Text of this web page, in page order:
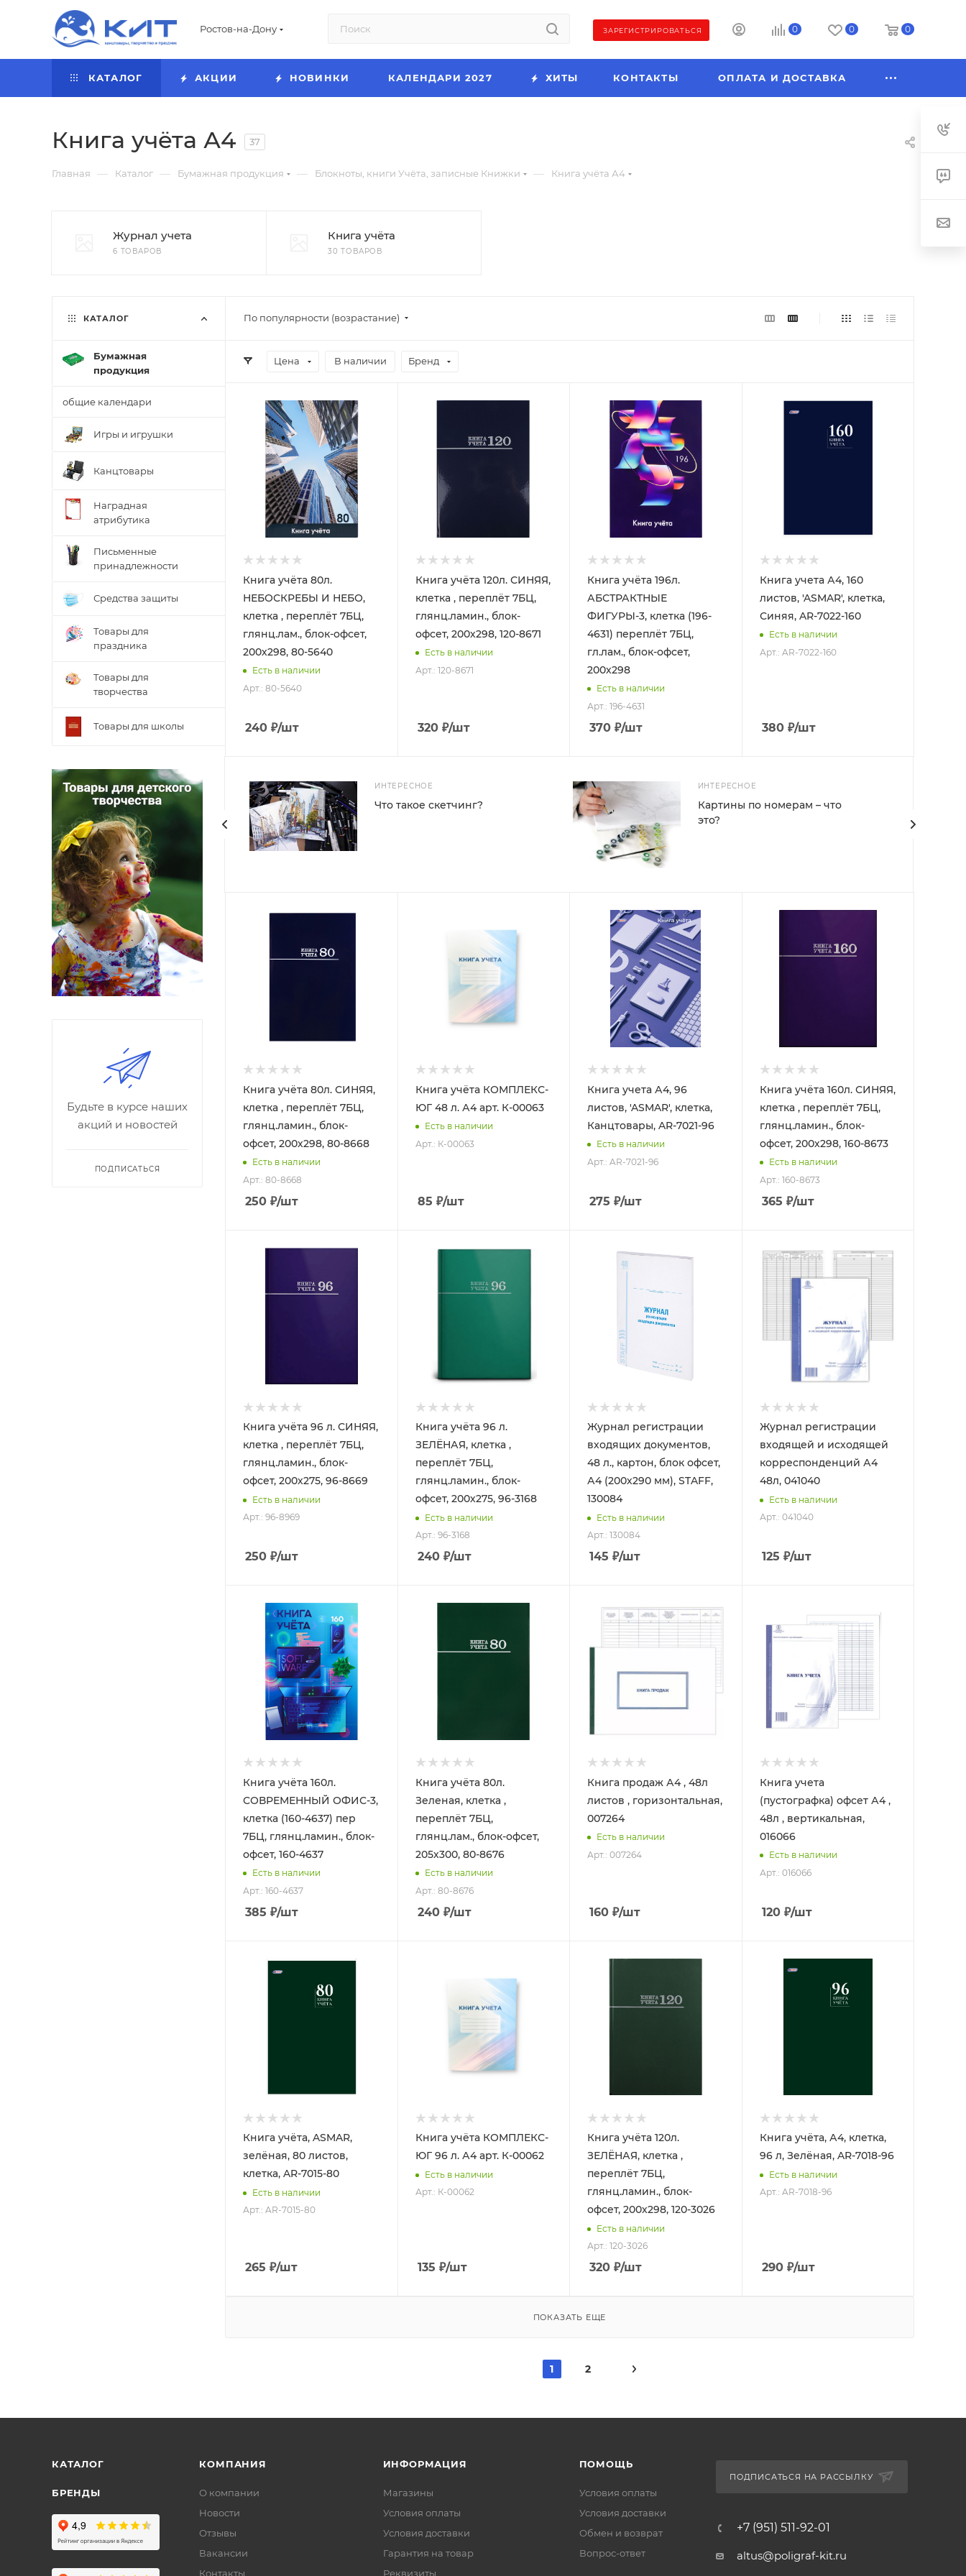
Ростов-на-Дону ЗАРЕГИСТРИРОВАТЬСЯ 0 0 0
КАТАЛОГ АКЦИИ НОВИНКИ КАЛЕНДАРИ 2027 ХИТЫ КОНТАКТЫ ОПЛАТА И ДОСТАВКА
Книга учёта А4 37
Главная — Каталог — Бумажная продукция — Блокноты, книги Учёта, записные Книжки — Книга учёта А4
Журнал учета
6 ТОВАРОВ
Книга учёта
30 ТОВАРОВ
По популярности (возрастание)
Цена В наличии Бренд
Книга учёта 80л.
НЕБОСКРЕБЫ И НЕБО,
клетка , переплёт 7БЦ,
глянц.лам., блок-офсет,
200х298, 80-5640
Есть в наличии
Арт.: 80-5640
240 ₽/шт
Книга учёта 120л. СИНЯЯ,
клетка , переплёт 7БЦ,
глянц.ламин., блок-
офсет, 200х298, 120-8671
Есть в наличии
Арт.: 120-8671
320₽/шт
Книга учёта 196л.
АБСТРАКТНЫЕ
ФИГУРЫ-3, клетка (196-
4631) переплёт 7БЦ,
гл.лам., блок-офсет,
200х298
Есть в наличии
Арт.: 196-4631
370 ₽/шт
Книга учета А4, 160
листов, 'ASMAR', клетка,
Синяя, AR-7022-160
Есть в наличии
Арт.: AR-7022-160
380₽/шт
ИНТЕРЕСНОЕ
Что такое скетчинг?
ИНТЕРЕСНОЕ
Картины по номерам – что
это?
Книга учёта 80л. СИНЯЯ,
клетка , переплёт 7БЦ,
глянц.ламин., блок-
офсет, 200х298, 80-8668
Есть в наличии
Арт.: 80-8668
250 ₽/шт
Книга учёта КОМПЛЕКС-
ЮГ 48 л. А4 арт. К-00063
Есть в наличии
Арт.: К-00063
85 ₽/шт
Книга учета А4, 96
листов, 'ASMAR', клетка,
Канцтовары, AR-7021-96
Есть в наличии
Арт.: AR-7021-96
275 ₽/шт
Книга учёта 160л. СИНЯЯ,
клетка , переплёт 7БЦ,
глянц.ламин., блок-
офсет, 200х298, 160-8673
Есть в наличии
Арт.: 160-8673
365 ₽/шт
Книга учёта 96 л. СИНЯЯ,
клетка , переплёт 7БЦ,
глянц.ламин., блок-
офсет, 200х275, 96-8669
Есть в наличии
Арт.: 96-8969
250 ₽/шт
Книга учёта 96 л.
ЗЕЛЁНАЯ, клетка ,
переплёт 7БЦ,
глянц.ламин., блок-
офсет, 200х275, 96-3168
Есть в наличии
Арт.: 96-3168
240₽/шт
Журнал регистрации
входящих документов,
48 л., картон, блок офсет,
А4 (200х290 мм), STAFF,
130084
Есть в наличии
Арт.: 130084
145 ₽/шт
Журнал регистрации
входящей и исходящей
корреспонденций А4
48л, 041040
Есть в наличии
Арт.: 041040
125 ₽/шт
Книга учёта 160л.
СОВРЕМЕННЫЙ ОФИС-3,
клетка (160-4637) пер
7БЦ, глянц.ламин., блок-
офсет, 160-4637
Есть в наличии
Арт.: 160-4637
385 ₽/шт
Книга учёта 80л.
Зеленая, клетка ,
переплёт 7БЦ,
глянц.лам., блок-офсет,
205х300, 80-8676
Есть в наличии
Арт.: 80-8676
240₽/шт
Книга продаж А4 , 48л
листов , горизонтальная,
007264
Есть в наличии
Арт.: 007264
160 ₽/шт
Книга учета
(пустографка) офсет А4 ,
48л , вертикальная,
016066
Есть в наличии
Арт.: 016066
120₽/шт
Книга учёта, ASMAR,
зелёная, 80 листов,
клетка, AR-7015-80
Есть в наличии
Арт.: AR-7015-80
265 ₽/шт
Книга учёта КОМПЛЕКС-
ЮГ 96 л. А4 арт. К-00062
Есть в наличии
Арт.: К-00062
135 ₽/шт
Книга учёта 120л.
ЗЕЛЁНАЯ, клетка ,
переплёт 7БЦ,
глянц.ламин., блок-
офсет, 200х298, 120-3026
Есть в наличии
Арт.: 120-3026
320 ₽/шт
Книга учёта, А4, клетка,
96 л, Зелёная, AR-7018-96
Есть в наличии
Арт.: AR-7018-96
290₽/шт
ПОКАЗАТЬ ЕЩЕ
1 2
КАТАЛОГ
Бумажная
продукция
общие календари
Игры и игрушки
Канцтовары
Наградная
атрибутика
Письменные
принадлежности
Средства защиты
Товары для
праздника
Товары для
творчества
Товары для школы
Будьте в курсе наших
акций и новостей
ПОДПИСАТЬСЯ
КАТАЛОГ
БРЕНДЫ
КОМПАНИЯ
О компании
Новости
Отзывы
Вакансии
Контакты
ИНФОРМАЦИЯ
Магазины
Условия оплаты
Условия доставки
Гарантия на товар
Реквизиты
ПОМОЩЬ
Условия оплаты
Условия доставки
Обмен и возврат
Вопрос-ответ
ПОДПИСАТЬСЯ НА РАССЫЛКУ
+7 (951) 511-92-01
altus@poligraf-kit.ru